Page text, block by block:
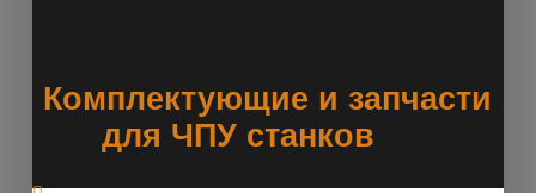
Комплектующие и запчасти
для ЧПУ станков